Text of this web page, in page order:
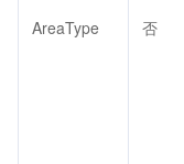
AreaType 否